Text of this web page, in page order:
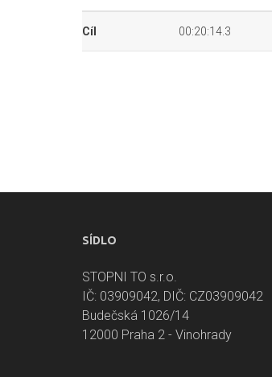
Cíl 00:20:14.3
SÍDLO
STOPNI TO s.r.o.
IČ: 03909042, DIČ: CZ03909042
Budečská 1026/14
12000 Praha 2 - Vinohrady